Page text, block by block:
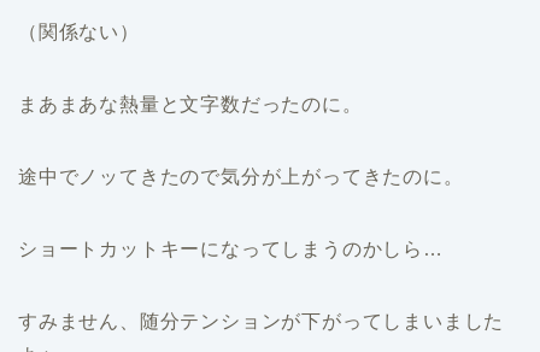
（関係ない）
まあまあな熱量と文字数だったのに。
途中でノッてきたので気分が上がってきたのに。
ショートカットキーになってしまうのかしら…
すみません、随分テンションが下がってしまいました